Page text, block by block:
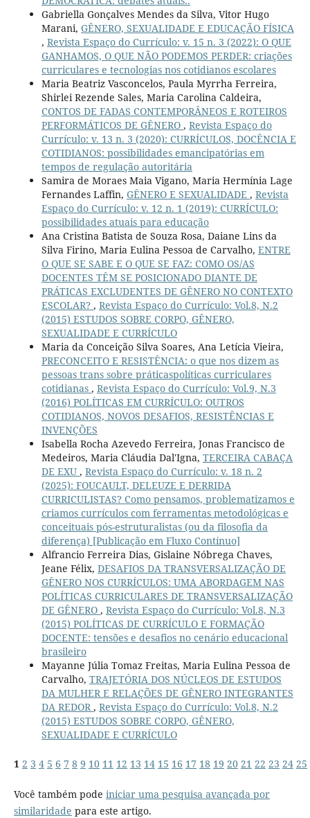
Gabriella Gonçalves Mendes da Silva, Vitor Hugo
Marani, GÊNERO, SEXUALIDADE E EDUCAÇÃO FÍSICA
, Revista Espaço do Currículo: v. 15 n. 3 (2022): O QUE
GANHAMOS, O QUE NÃO PODEMOS PERDER: criações
curriculares e tecnologias nos cotidianos escolares
Maria Beatriz Vasconcelos, Paula Myrrha Ferreira,
Shirlei Rezende Sales, Maria Carolina Caldeira,
CONTOS DE FADAS CONTEMPORÂNEOS E ROTEIROS
PERFORMÁTICOS DE GÊNERO , Revista Espaço do
Currículo: v. 13 n. 3 (2020): CURRÍCULOS, DOCÊNCIA E
COTIDIANOS: possibilidades emancipatórias em
tempos de regulação autoritária
Samira de Moraes Maia Vigano, Maria Hermínia Lage
Fernandes Laffin, GÊNERO E SEXUALIDADE , Revista
Espaço do Currículo: v. 12 n. 1 (2019): CURRÍCULO:
possibilidades atuais para educação
Ana Cristina Batista de Souza Rosa, Daiane Lins da
Silva Firino, Maria Eulina Pessoa de Carvalho, ENTRE
O QUE SE SABE E O QUE SE FAZ: COMO OS/AS
DOCENTES TÊM SE POSICIONADO DIANTE DE
PRÁTICAS EXCLUDENTES DE GÊNERO NO CONTEXTO
ESCOLAR? , Revista Espaço do Currículo: Vol.8, N.2
(2015) ESTUDOS SOBRE CORPO, GÊNERO,
SEXUALIDADE E CURRÍCULO
Maria da Conceição Silva Soares, Ana Letícia Vieira,
PRECONCEITO E RESISTÊNCIA: o que nos dizem as
pessoas trans sobre práticaspolíticas curriculares
cotidianas , Revista Espaço do Currículo: Vol.9, N.3
(2016) POLÍTICAS EM CURRÍCULO: OUTROS
COTIDIANOS, NOVOS DESAFIOS, RESISTÊNCIAS E
INVENÇÕES
Isabella Rocha Azevedo Ferreira, Jonas Francisco de
Medeiros, Maria Cláudia Dal'Igna, TERCEIRA CABAÇA
DE EXU , Revista Espaço do Currículo: v. 18 n. 2
(2025): FOUCAULT, DELEUZE E DERRIDA
CURRICULISTAS? Como pensamos, problematizamos e
criamos currículos com ferramentas metodológicas e
conceituais pós-estruturalistas (ou da filosofia da
diferença) [Publicação em Fluxo Contínuo]
Alfrancio Ferreira Dias, Gislaine Nóbrega Chaves,
Jeane Félix, DESAFIOS DA TRANSVERSALIZAÇÃO DE
GÊNERO NOS CURRÍCULOS: UMA ABORDAGEM NAS
POLÍTICAS CURRICULARES DE TRANSVERSALIZAÇÃO
DE GÊNERO , Revista Espaço do Currículo: Vol.8, N.3
(2015) POLÍTICAS DE CURRÍCULO E FORMAÇÃO
DOCENTE: tensões e desafios no cenário educacional
brasileiro
Mayanne Júlia Tomaz Freitas, Maria Eulina Pessoa de
Carvalho, TRAJETÓRIA DOS NÚCLEOS DE ESTUDOS
DA MULHER E RELAÇÕES DE GÊNERO INTEGRANTES
DA REDOR , Revista Espaço do Currículo: Vol.8, N.2
(2015) ESTUDOS SOBRE CORPO, GÊNERO,
SEXUALIDADE E CURRÍCULO
1 2 3 4 5 6 7 8 9 10 11 12 13 14 15 16 17 18 19 20 21 22 23 24 25
Você também pode iniciar uma pesquisa avançada por
similaridade para este artigo.